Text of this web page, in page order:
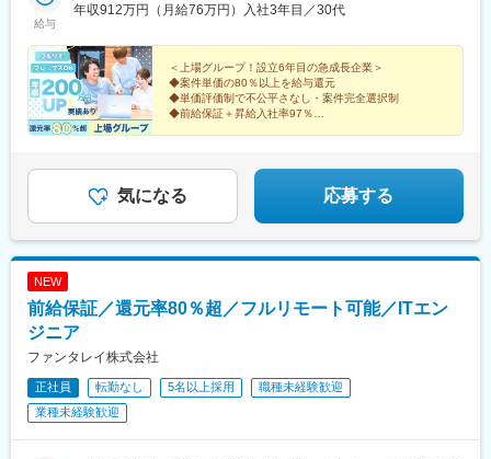
阪阿部野橋駅、東別院駅、丸の内駅(愛知県)、祇園駅(福岡県)、櫛
駅、松風町駅、広瀬通駅、東宿郷駅、東北沢駅、京成関屋駅、新
宿三丁目駅、都電雑司ケ谷駅、麻布十番駅、京成上野駅、立川南
駅、茅場町駅、京橋駅(東京都)、東海神駅、栄町駅(千葉県)、汐入
駅、高島町駅、電鉄富山駅、広小路駅(富山県)、七ツ屋駅、新福井
駅、第一通り駅、日吉町駅、駅前駅、名鉄名古屋駅、河内永和
大手町駅(愛媛県)、天神南駅、桜島桟橋通駅、二本木口駅、五島町
駅、中佐世保駅、末広町駅(東京都)、下落合駅、武蔵溝ノ口駅、な
んば駅(南海線)、長堀橋駅、天王寺駅前駅、栄駅(愛知県)、呉服町
駅(福岡県)、四宮駅、京成八幡駅
／大阪府大阪市西区新町1丁目6-23 四ツ橋大川ビル9階└大阪メト
駅」 徒歩5分札幌支社／北海道札幌市中央区北一条西3-3 ばらと北
一条ビル9階└地下鉄「大通」駅徒歩3分└地下鉄「さっぽろ」駅徒
歩5分└JR「札幌」駅徒歩7分名古屋支社／愛知県名古屋市西区名
駅2-34-17 セントラル名古屋11階└「名古屋駅」徒歩8分博多支社
／福岡県福岡市中央区天神1-9-17 福岡天神フコク生命ビル15階
給与
年収912万円（月給76万円）入社3年目／30代
＜上場グループ！設立6年目の急成長企業＞
◆案件単価の80％以上を給与還元
◆単価評価制で不公平さなし・案件完全選択制
◆前給保証＋昇給入社率97％
気になる 応募する
NEW
前給保証／還元率80％超／フルリモート可能／ITエン
ジニア
ファンタレイ株式会社
正社員 転勤なし 5名以上採用
職種未経験歓迎
業種未経験歓迎